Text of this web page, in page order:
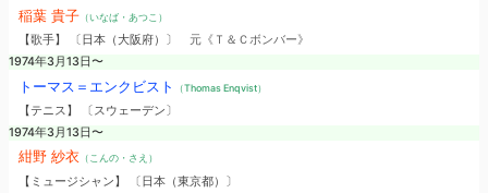
稲葉 貴子（いなば・あつこ）
【歌手】 〔日本（大阪府）〕 元《Ｔ＆Ｃボンバー》
1974年3月13日〜
トーマス＝エンクビスト （Thomas Enqvist）
【テニス】 〔スウェーデン〕
1974年3月13日〜
紺野 紗衣（こんの・さえ）
【ミュージシャン】 〔日本（東京都）〕